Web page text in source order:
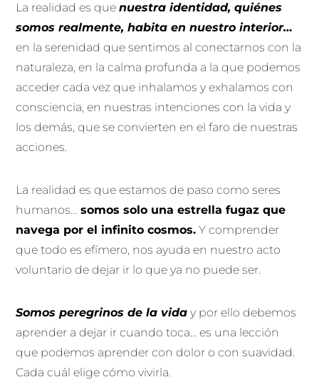
La realidad es quenuestra identidad, quiénes
somos realmente, habita en nuestro interior…
en la serenidad que sentimos al conectarnos con la
naturaleza, en la calma profunda a la que podemos
acceder cada vez que inhalamos y exhalamos con
consciencia, en nuestras intenciones con la vida y
los demás, que se convierten en el faro de nuestras
acciones.
La realidad es que estamos de paso como seres
humanos… somos solo una estrella fugaz que
navega por el infinito cosmos. Y comprender
que todo es efímero, nos ayuda en nuestro acto
voluntario de dejar ir lo que ya no puede ser.
Somos peregrinos de la vida y por ello debemos
aprender a dejar ir cuando toca… es una lección
que podemos aprender con dolor o con suavidad.
Cada cuál elige cómo vivirla.